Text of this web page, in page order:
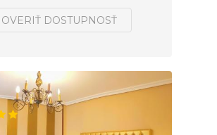
OVERIŤ DOSTUPNOSŤ